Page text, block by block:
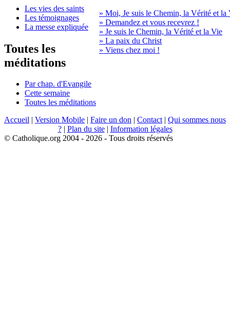
Les vies des saints
Les témoignages
La messe expliquée
Toutes les
méditations
Par chap. d'Evangile
Cette semaine
Toutes les méditations
» Moi, Je suis le Chemin, la Vérité et la
» Demandez et vous recevrez !
» Je suis le Chemin, la Vérité et la Vie
» La paix du Christ
» Viens chez moi !
Accueil | Version Mobile | Faire un don | Contact | Qui sommes nous
?| Plan du site| Information légales
© Catholique.org 2004 - 2026 - Tous droits réservés